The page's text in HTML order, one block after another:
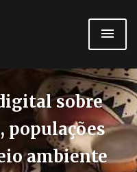
sobre
populações
ambiente